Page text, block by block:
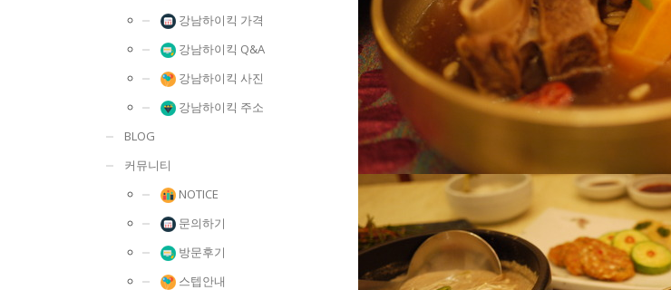
강남하이킥 가격
강남하이킥 Q&A
강남하이킥 사진
강남하이킥 주소
BLOG
커뮤니티
NOTICE
문의하기
방문후기
스텝안내